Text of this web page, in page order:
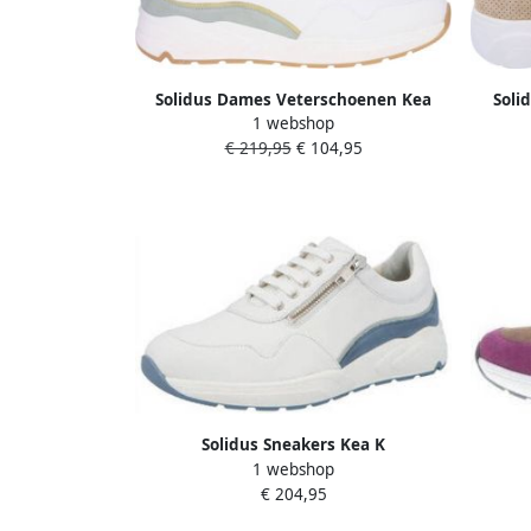
Solidus Dames Veterschoenen Kea
66007-90357 Wit
1 webshop
€ 219,95€ 104,95
Solidus Sneakers Kea K
1 webshop
€ 204,95